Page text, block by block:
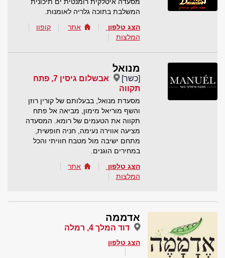
מסעדה איטלקית רומנטית ים תיכונית
המשלבת בתוכה גלריה לאומנות.
הצג טלפון אתר
קופון
המלצות
מנואל
[כשר]
אבשלום גיסין 7, פתח
תקווה
מסעדת מנואל, בבעלותם של קורין רוזן
והשף מוריאל מימון, מביאה אל פתח
תקווה את הטעמים של רומא. המסעדה
מציעה אווירה נעימה, חניה חופשית,
מתחם ישיבה מול מטבח חוויתי והכל
במחירים הוגנים.
הצג טלפון
אתר
המלצות
אדממה
דוד המלך 4, רמלה
הצג טלפון